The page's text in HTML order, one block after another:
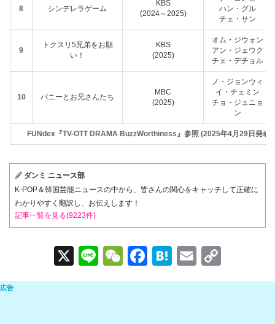
8 シンデレラゲーム
KBS
(2024～2025)
ハン・グル
チェ・サン
9
トクスリ5兄弟をお願
い！
KBS
(2025)
オム・ジウォン
アン・ジェウク
チェ・デチョル
10 バニーとお兄さんたち
MBC
(2025)
ノ・ジョンウィ
イ・チェミン
チョ・ジュニョ
ン
FUNdex『TV-OTT DRAMA BuzzWorthiness』参照 (2025年4月29日発表
ダンミ ニュース部
K-POP＆韓国芸能ニュースの中から、皆さんの関心をキャッチして正確に
わかりやすく翻訳し、お伝えします！
記事一覧を見る(9223件)
X
Li
n
W
e
F
a
H
at
E
m o